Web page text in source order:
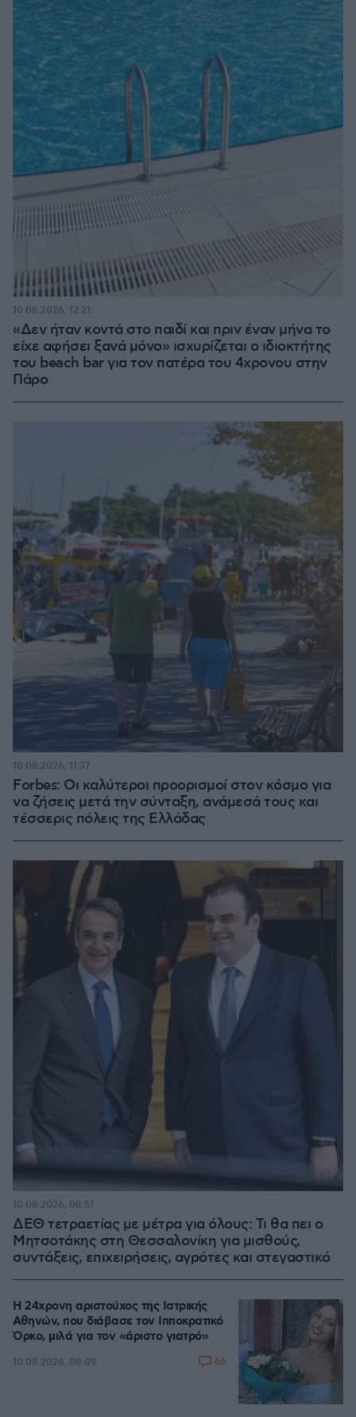
«Δεν ήταν κοντά στο παιδί και πριν έναν μήνα το
είχε αφήσει ξανά μόνο» ισχυρίζεται ο ιδιοκτήτης
του beach bar για τον πατέρα του 4χρονου στην
Πάρο
10.08.2026, 12:21
Forbes: Οι καλύτεροι προορισμοί στον κόσμο για
να ζήσεις μετά την σύνταξη, ανάμεσά τους και
τέσσερις πόλεις της Ελλάδας
10.08.2026, 11:37
ΔΕΘ τετραετίας με μέτρα για όλους: Τι θα πει ο
Μητσοτάκης στη Θεσσαλονίκη για μισθούς,
συντάξεις, επιχειρήσεις, αγρότες και στεγαστικό
10.08.2026, 08:51
Η 24χρονη αριστούχος της Ιατρικής
Αθηνών, που διάβασε τον Ιπποκρατικό
Όρκο, μιλά για τον «άριστο γιατρό»
10.08.2026, 08:09 66